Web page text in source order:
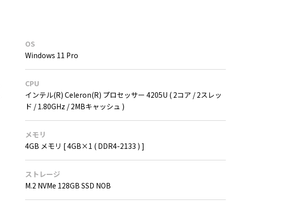
OS
Windows 11 Pro
CPU
インテル(R) Celeron(R) プロセッサー 4205U ( 2コア / 2スレッ
ド / 1.80GHz / 2MBキャッシュ )
メモリ
4GB メモリ [ 4GB×1 ( DDR4-2133 ) ]
ストレージ
M.2 NVMe 128GB SSD NOB